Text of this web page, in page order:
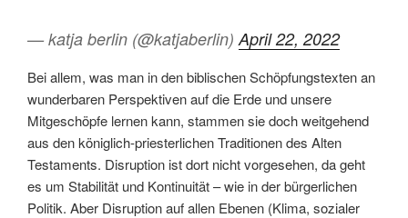
— katja berlin (@katjaberlin) April 22, 2022
Bei allem, was man in den biblischen Schöpfungstexten an
wunderbaren Perspektiven auf die Erde und unsere
Mitgeschöpfe lernen kann, stammen sie doch weitgehend
aus den königlich-priesterlichen Traditionen des Alten
Testaments. Disruption ist dort nicht vorgesehen, da geht
es um Stabilität und Kontinuität – wie in der bürgerlichen
Politik. Aber Disruption auf allen Ebenen (Klima, sozialer